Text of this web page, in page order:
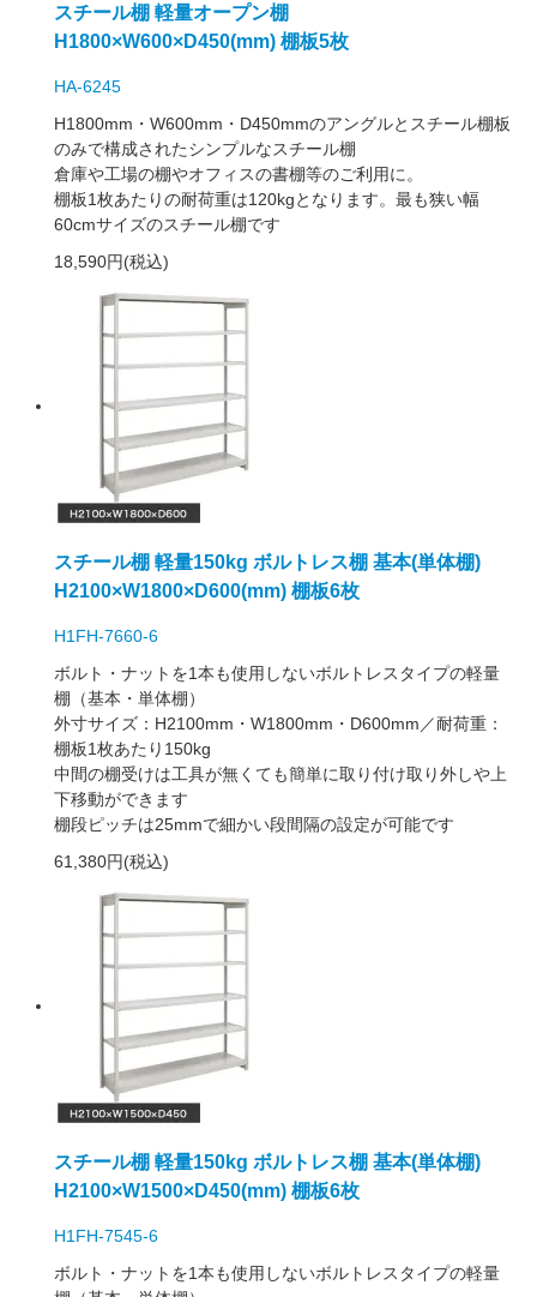
スチール棚 軽量オープン棚
H1800×W600×D450(mm) 棚板5枚
HA-6245
H1800mm・W600mm・D450mmのアングルとスチール棚板
のみで構成されたシンプルなスチール棚
倉庫や工場の棚やオフィスの書棚等のご利用に。
棚板1枚あたりの耐荷重は120kgとなります。最も狭い幅
60cmサイズのスチール棚です
18,590円(税込)
スチール棚 軽量150kg ボルトレス棚 基本(単体棚)
H2100×W1800×D600(mm) 棚板6枚
H1FH-7660-6
ボルト・ナットを1本も使用しないボルトレスタイプの軽量
棚（基本・単体棚）
外寸サイズ：H2100mm・W1800mm・D600mm／耐荷重：
棚板1枚あたり150kg
中間の棚受けは工具が無くても簡単に取り付け取り外しや上
下移動ができます
棚段ピッチは25mmで細かい段間隔の設定が可能です
61,380円(税込)
スチール棚 軽量150kg ボルトレス棚 基本(単体棚)
H2100×W1500×D450(mm) 棚板6枚
H1FH-7545-6
ボルト・ナットを1本も使用しないボルトレスタイプの軽量